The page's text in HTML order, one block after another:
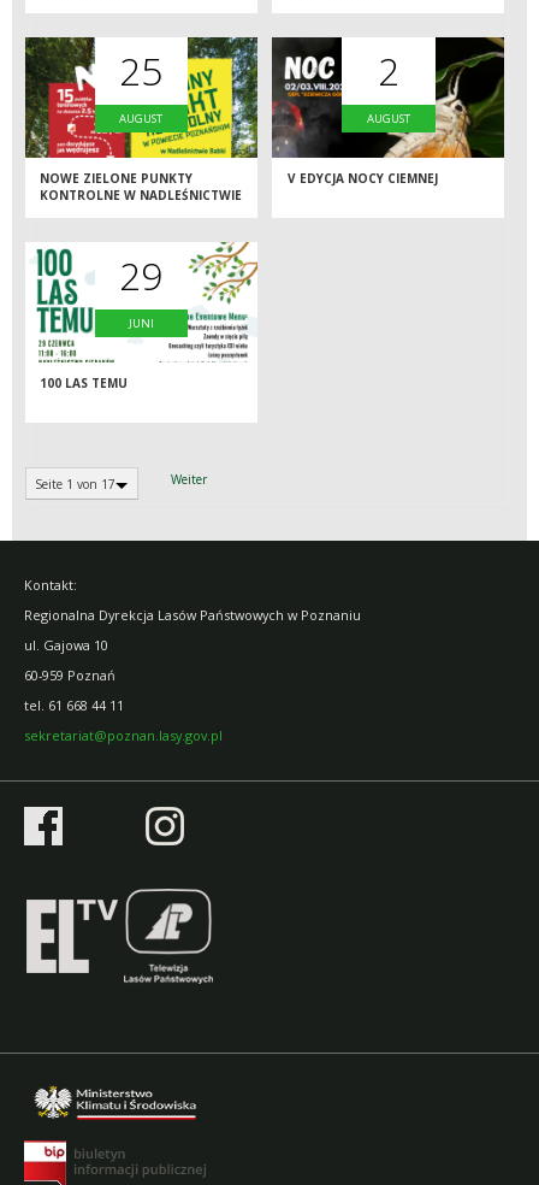
25
AUGUST
NOWE ZIELONE PUNKTY
KONTROLNE W NADLEŚNICTWIE
2
AUGUST
V EDYCJA NOCY CIEMNEJ
29
JUNI
100 LAS TEMU
Seite 1 von 17 Weiter
Kontakt:
Regionalna Dyrekcja Lasów Państwowych w Poznaniu
ul. Gajowa 10
60-959 Poznań
tel. 61 668 44 11
sekretariat@poznan.lasy.gov.pl